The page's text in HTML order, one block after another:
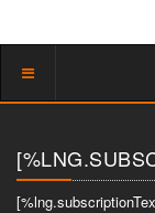
Показать